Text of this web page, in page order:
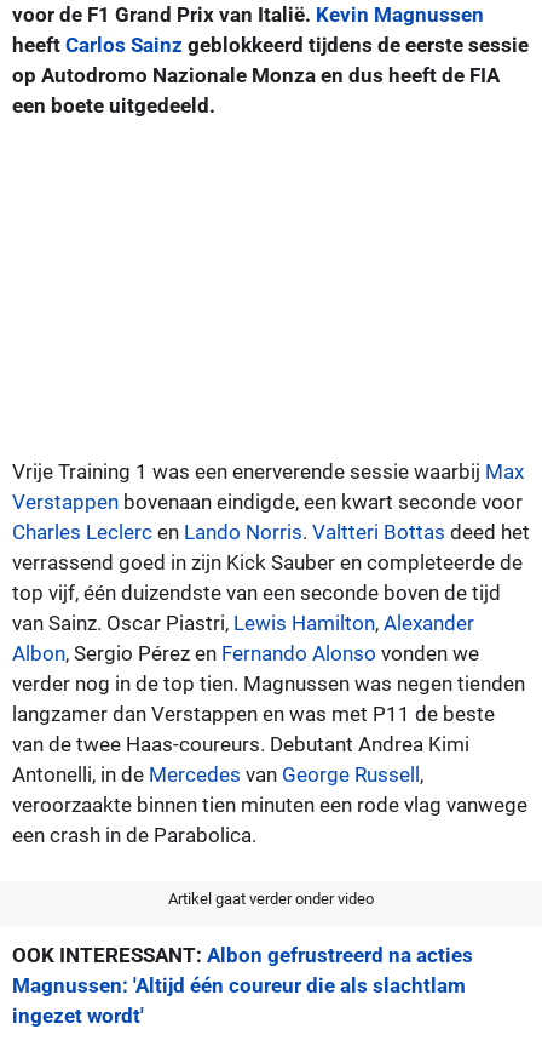
voor de F1 Grand Prix van Italië. Kevin Magnussen
heeft Carlos Sainz geblokkeerd tijdens de eerste sessie
op Autodromo Nazionale Monza en dus heeft de FIA
een boete uitgedeeld.
Vrije Training 1 was een enerverende sessie waarbij Max
Verstappen bovenaan eindigde, een kwart seconde voor
Charles Leclerc en Lando Norris. Valtteri Bottas deed het
verrassend goed in zijn Kick Sauber en completeerde de
top vijf, één duizendste van een seconde boven de tijd
van Sainz. Oscar Piastri, Lewis Hamilton, Alexander
Albon, Sergio Pérez en Fernando Alonso vonden we
verder nog in de top tien. Magnussen was negen tienden
langzamer dan Verstappen en was met P11 de beste
van de twee Haas-coureurs. Debutant Andrea Kimi
Antonelli, in de Mercedes van George Russell,
veroorzaakte binnen tien minuten een rode vlag vanwege
een crash in de Parabolica.
Artikel gaat verder onder video
OOK INTERESSANT: Albon gefrustreerd na acties
Magnussen: 'Altijd één coureur die als slachtlam
ingezet wordt'